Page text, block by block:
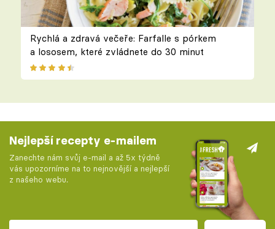
Rychlá a zdravá večeře: Farfalle s pórkem
a lososem, které zvládnete do 30 minut
Nejlepší recepty e-mailem
Zanechte nám svůj e-mail a až 5x týdně
vás upozorníme na to nejnovější a nejlepší
z našeho webu.